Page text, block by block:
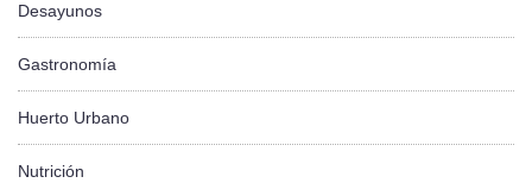
Desayunos
Gastronomía
Huerto Urbano
Nutrición